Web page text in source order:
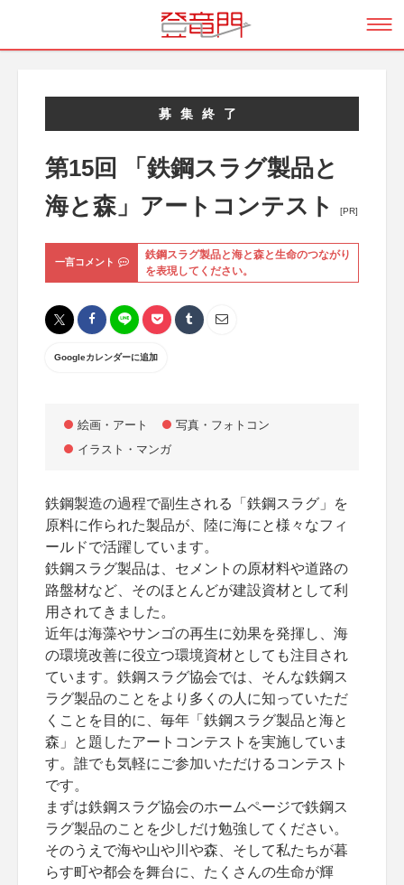
募集終了
第15回 「鉄鋼スラグ製品と
海と森」アートコンテスト
[PR]
一言コメント
鉄鋼スラグ製品と海と森と生命のつながり
を表現してください。
Googleカレンダーに追加
絵画・アート
写真・フォトコン
イラスト・マンガ
鉄鋼製造の過程で副生される「鉄鋼スラグ」を
原料に作られた製品が、陸に海にと様々なフィ
ールドで活躍しています。
鉄鋼スラグ製品は、セメントの原材料や道路の
路盤材など、そのほとんどが建設資材として利
用されてきました。
近年は海藻やサンゴの再生に効果を発揮し、海
の環境改善に役立つ環境資材としても注目され
ています。鉄鋼スラグ協会では、そんな鉄鋼ス
ラグ製品のことをより多くの人に知っていただ
くことを目的に、毎年「鉄鋼スラグ製品と海と
森」と題したアートコンテストを実施していま
す。誰でも気軽にご参加いただけるコンテスト
です。
まずは鉄鋼スラグ協会のホームページで鉄鋼ス
ラグ製品のことを少しだけ勉強してください。
そのうえで海や山や川や森、そして私たちが暮
らす町や都会を舞台に、たくさんの生命が輝